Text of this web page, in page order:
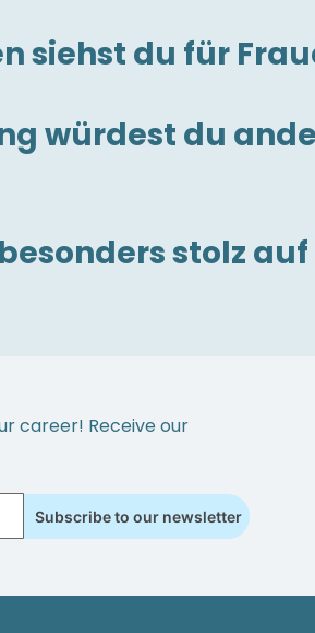
siehst du für
würdest du
stolz
career! Receive our
Subscribe to our newsletter